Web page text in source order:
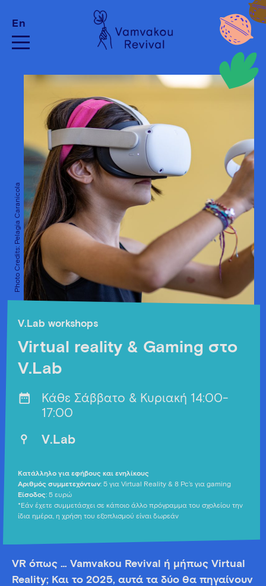
En
Photo Credits: Pelagia Caranicola
V.Lab workshops
Virtual reality & Gaming στο
V.Lab
Κάθε Σάββατο & Κυριακή 14:00-
17:00
V.Lab
Κατάλληλο για εφήβους και ενηλίκους
Αριθμός συμμετεχόντων: 5 για Virtual Reality & 8 Pc’s για gaming
Είσοδος: 5 ευρώ
*Εάν έχετε συμμετάσχει σε κάποιο άλλο πρόγραμμα του σχολείου την
ίδια ημέρα, η χρήση του εξοπλισμού είναι δωρεάν
VR όπως … Vamvakou Revival ή μήπως Virtual
Reality; Και το 2025, αυτά τα δύο θα πηγαίνουν